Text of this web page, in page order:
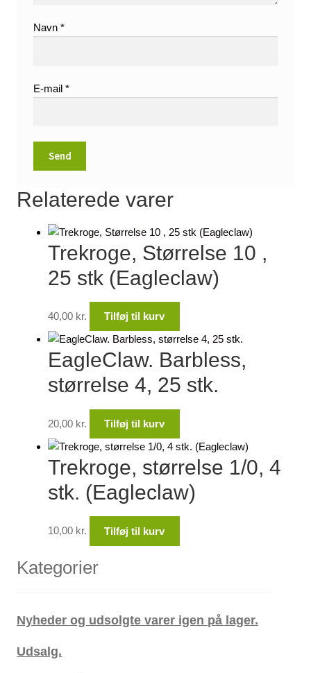
Navn*
E-mail*
Relaterede varer
Trekroge, Størrelse 10 ,
25 stk (Eagleclaw)
40,00 kr. Tilføj til kurv
EagleClaw. Barbless,
størrelse 4, 25 stk.
20,00 kr. Tilføj til kurv
Trekroge, størrelse 1/0, 4
stk. (Eagleclaw)
10,00 kr. Tilføj til kurv
Kategorier
Nyheder og udsolgte varer igen på lager.
Udsalg.